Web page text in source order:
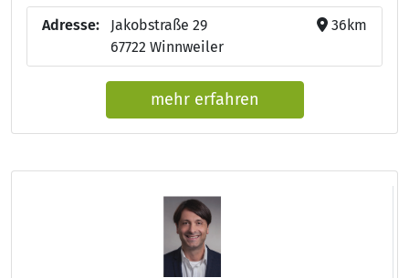
Adresse:
Jakobstraße 29
67722 Winnweiler
36km
mehr erfahren